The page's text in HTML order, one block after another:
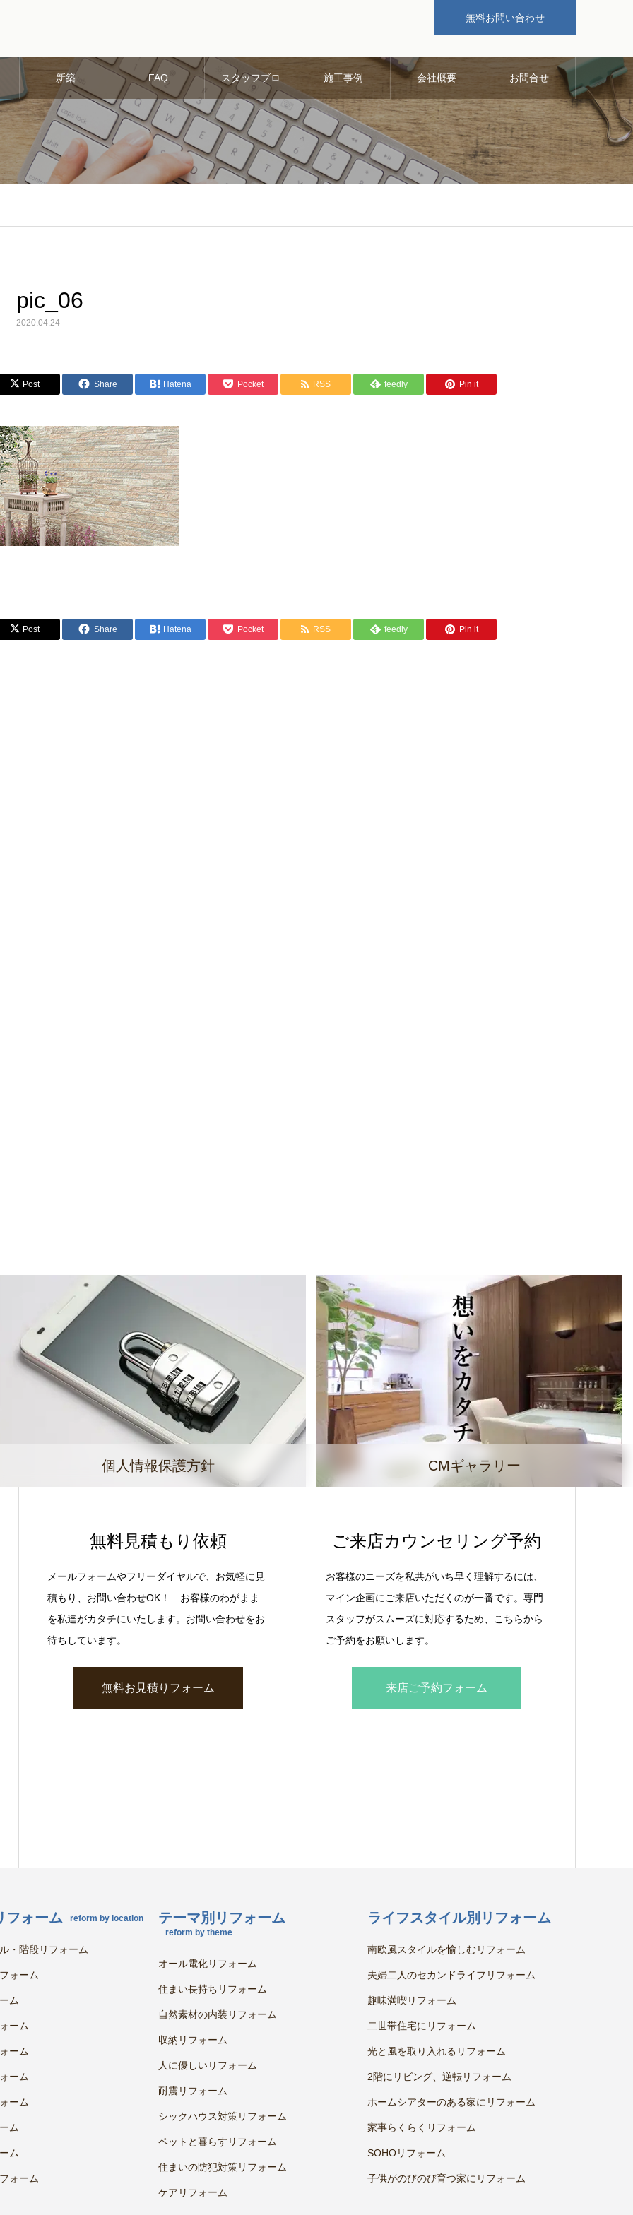
無料お問い合わせ
新築 FAQ スタッフブロ
グ
施工事例 会社概要 お問合せ
pic_06
2020.04.24
Post Share Hatena Pocket RSS feedly Pin it
Post Share Hatena Pocket RSS feedly Pin it
個人情報保護方針 CMギャラリー
無料見積もり依頼
メールフォームやフリーダイヤルで、お気軽に見
積もり、お問い合わせOK！ お客様のわがまま
を私達がカタチにいたします。お問い合わせをお
待ちしています。
無料お見積りフォーム
ご来店カウンセリング予約
お客様のニーズを私共がいち早く理解するには、
マイン企画にご来店いただくのが一番です。専門
スタッフがスムーズに対応するため、こちらから
ご予約をお願いします。
来店ご予約フォーム
フォーム reform by location
・階段リフォーム
ォーム
ム
ーム
ーム
ーム
ーム
ム
ム
ォーム
テーマ別リフォーム
reform by theme
オール電化リフォーム
住まい長持ちリフォーム
自然素材の内装リフォーム
収納リフォーム
人に優しいリフォーム
耐震リフォーム
シックハウス対策リフォーム
ペットと暮らすリフォーム
住まいの防犯対策リフォーム
ケアリフォーム
ライフスタイル別リフォーム
南欧風スタイルを愉しむリフォーム
夫婦二人のセカンドライフリフォーム
趣味満喫リフォーム
二世帯住宅にリフォーム
光と風を取り入れるリフォーム
2階にリビング、逆転リフォーム
ホームシアターのある家にリフォーム
家事らくらくリフォーム
SOHOリフォーム
子供がのびのび育つ家にリフォーム